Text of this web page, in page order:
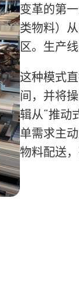
变革的第
类物料）
区。生产
这种模式
间，并将
辑从“推动
单需求主
物料配送